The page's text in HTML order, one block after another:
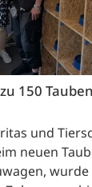
150 Tauben
und
neuen